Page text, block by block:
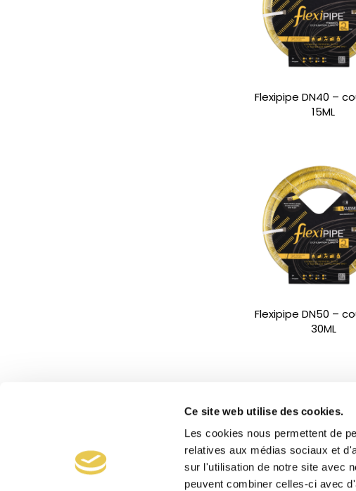
Ce site web utilise des cookies.
Les cookies nous permettent de
relatives aux médias sociaux et
sur l'utilisation de notre site avec
peuvent combiner celles-ci avec
Flexipipe DN40 –
15ML
Flexipipe DN50 –
30ML